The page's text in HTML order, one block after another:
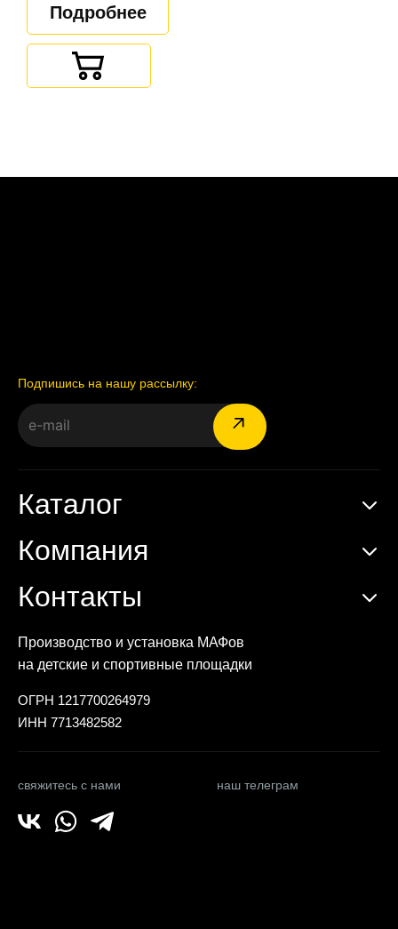
Подробнее
Подпишись на нашу рассылку:
Производство и установка МАФов
на детские и спортивные площадки
ОГРН 1217700264979
ИНН 7713482582
свяжитесь с нами наш телеграм
Каталог
Компания
Контакты